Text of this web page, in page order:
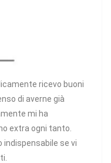
ricevo buoni
di averne già
mi ha
extra ogni tanto.
indispensabile se vi